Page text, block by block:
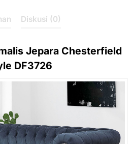
Diskusi (0)
JeparaChesterfield
DF3726